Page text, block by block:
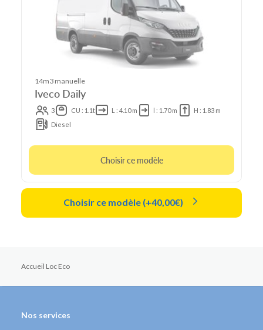
14m3 manuelle
Iveco Daily
3 CU : 1.1t L : 4.10 m l : 1.70 m
H : 1.83 m
Diesel
Choisir ce modèle
Choisir ce modèle (+40,00€)
Accueil Loc Eco
Nos services